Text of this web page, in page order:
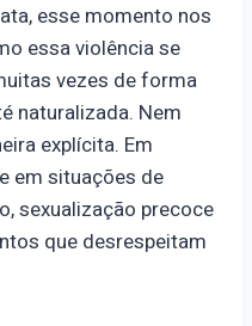
esse momento nos
essa violência se
vezes de forma
naturalizada. Nem
explícita. Em
em situações de
sexualização precoce
que desrespeitam